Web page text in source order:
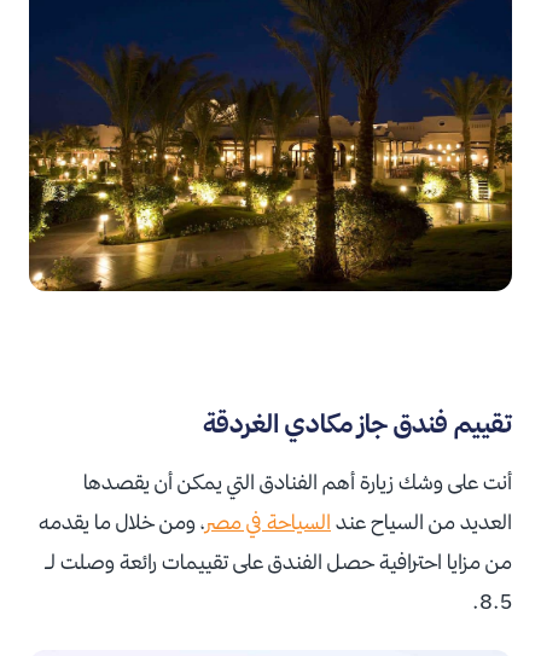
تقييم فندق جاز مكادي الغردقة
أنت على وشك زيارة أهم الفنادق التي يمكن أن يقصدها
العديد من السياح عند السياحة في مصر، ومن خلال ما يقدمه
من مزايا احترافية حصل الفندق على تقييمات رائعة وصلت لـ
8.5.